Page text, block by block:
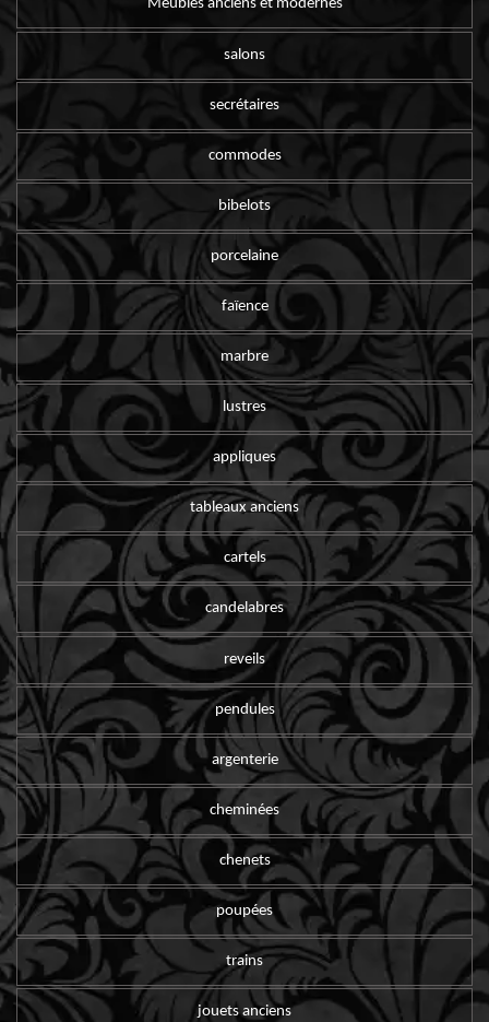
Meubles anciens et modernes
salons
secrétaires
commodes
bibelots
porcelaine
faïence
marbre
lustres
appliques
tableaux anciens
cartels
candelabres
reveils
pendules
argenterie
cheminées
chenets
poupées
trains
jouets anciens